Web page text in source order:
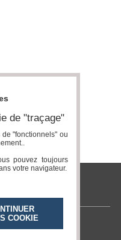
de "traçage"
"fonctionnels" ou
pouvez toujours
votre navigateur.
COOKIE